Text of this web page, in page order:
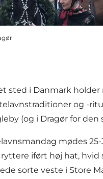
sted i Danmark holder
og -
(og i Dragør for den
mødes 25-
iført høj hat, hvid
sorte veste i Store